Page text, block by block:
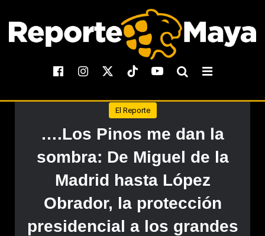
El Reporte
….Los Pinos me dan la
sombra: De Miguel de la
Madrid hasta López
Obrador, la protección
presidencial a los grandes